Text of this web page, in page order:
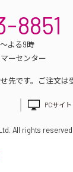
8851
よる9時
ーセンター
先です。ご注文は
PCサイト
All rights